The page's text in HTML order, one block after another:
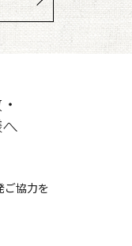
ご協力を